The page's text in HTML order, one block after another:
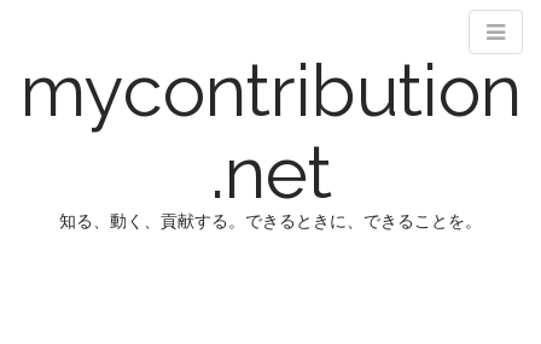
mycontribution
.net
知る、動く、貢献する。できるときに、できることを。